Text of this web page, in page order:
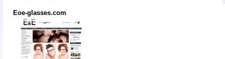
Eoe-glasses.com